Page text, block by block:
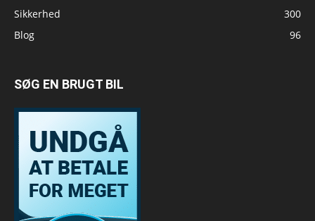
Sikkerhed
300
Blog
96
SØG EN BRUGT BIL